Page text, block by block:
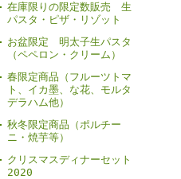
在庫限りの限定数販売 生
パスタ・ピザ・リゾット
お盆限定 明太子生パスタ
（ペペロン・クリーム）
春限定商品（フルーツトマ
ト、イカ墨、な花、モルタ
デラハム他）
秋冬限定商品（ポルチー
ニ・焼芋等）
クリスマスディナーセット
2020